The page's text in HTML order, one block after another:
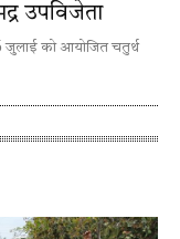
उपविजेता
जुलाई को आयोजित चतुर्थ